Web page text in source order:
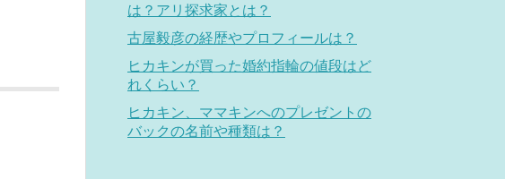
は？アリ探求家とは？
古屋毅彦の経歴やプロフィールは？
ヒカキンが買った婚約指輪の値段はど
れくらい？
ヒカキン、ママキンへのプレゼントの
バックの名前や種類は？